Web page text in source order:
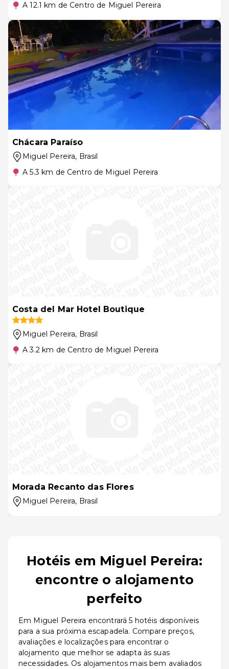
A 12.1 km de Centro de Miguel Pereira
Chácara Paraíso
Miguel Pereira, Brasil
A 5.3 km de Centro de Miguel Pereira
Costa del Mar Hotel Boutique
Miguel Pereira, Brasil
A 3.2 km de Centro de Miguel Pereira
Morada Recanto das Flores
Miguel Pereira, Brasil
Hotéis em Miguel Pereira:
encontre o alojamento
perfeito
Em Miguel Pereira encontrará 5 hotéis disponíveis
para a sua próxima escapadela. Compare preços,
avaliações e localizações para encontrar o
alojamento que melhor se adapta às suas
necessidades. Os alojamentos mais bem avaliados